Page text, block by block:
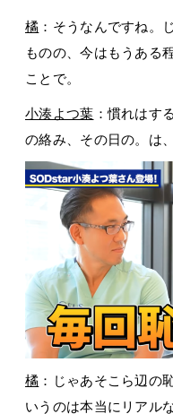
橘 ：そうなんですね。
ものの、今はもうある
ことで。
小湊よつ葉 ：慣れはす
の絡み、その日の。は
橘 ：じゃあそこら辺の
いうのは本当にリアル